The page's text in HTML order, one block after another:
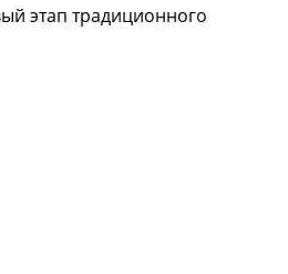
этап традиционного